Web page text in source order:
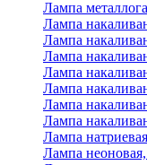
Лампа
Лампа
Лампа
Лампа
Лампа
Лампа
Лампа
Лампа
Лампа
Лампа